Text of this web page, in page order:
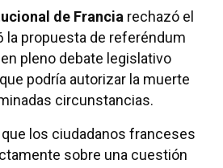
de Francia rechazó el
la propuesta de referéndum
pleno debate legislativo
podría autorizar la muerte
circunstancias.
los ciudadanos franceses
sobre una cuestión